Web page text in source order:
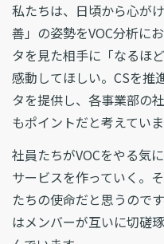
私たちは、日頃から心が
善」の姿勢をVOC分析に
タを見た相手に「なるほ
感動してほしい。CSを推
タを提供し、各事業部の
もポイントだと考えていま
社員たちがVOCをやる気
サービスを作っていく。
たちの使命だと思うので
はメンバーが互いに切磋